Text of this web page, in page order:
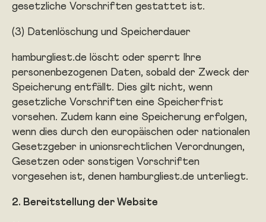
gesetzliche Vorschriften gestattet ist.
(3) Datenlöschung und Speicherdauer
hamburgliest.de löscht oder sperrt Ihre
personenbezogenen Daten, sobald der Zweck der
Speicherung entfällt. Dies gilt nicht, wenn
gesetzliche Vorschriften eine Speicherfrist
vorsehen. Zudem kann eine Speicherung erfolgen,
wenn dies durch den europäischen oder nationalen
Gesetzgeber in unionsrechtlichen Verordnungen,
Gesetzen oder sonstigen Vorschriften
vorgesehen ist, denen hamburgliest.de unterliegt.
2. Bereitstellung der Website